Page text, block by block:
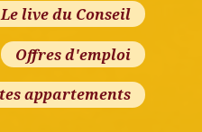
Le live du Conseil
Offres d'emploi
appartements